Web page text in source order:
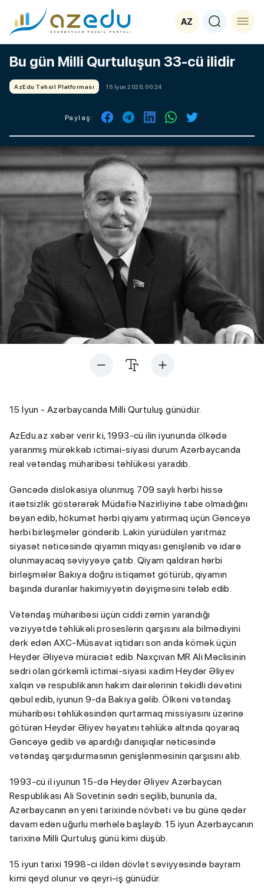
AZ
Bu gün Milli Qurtuluşun 33-cü ilidir
AzEdu Təhsil Platforması 15 İyun 2026, 00:24
Paylaş:
15 İyun - Azərbaycanda Milli Qurtuluş günüdür.
AzEdu.az xəbər verir ki, 1993-cü ilin iyununda ölkədə
yaranmış mürəkkəb ictimai-siyasi durum Azərbaycanda
real vətəndaş müharibəsi təhlükəsi yaradıb.
Gəncədə dislokasiya olunmuş 709 saylı hərbi hissə
itaətsizlik göstərərək Müdafiə Nazirliyinə tabe olmadığını
bəyan edib, hökumət hərbi qiyamı yatırmaq üçün Gəncəyə
hərbi birləşmələr göndərib. Lakin yürüdülən yarıtmaz
siyasət nəticəsində qiyamın miqyası genişlənib və idarə
olunmayacaq səviyyəyə çatıb. Qiyam qaldıran hərbi
birləşmələr Bakıya doğru istiqamət götürüb, qiyamın
başında duranlar hakimiyyətin dəyişməsini tələb edib.
Vətəndaş müharibəsi üçün ciddi zəmin yarandığı
vəziyyətdə təhlükəli proseslərin qarşısını ala bilmədiyini
dərk edən AXC-Müsavat iqtidarı son anda kömək üçün
Heydər Əliyevə müraciət edib. Naxçıvan MR Ali Məclisinin
sədri olan görkəmli ictimai-siyasi xadim Heydər Əliyev
xalqın və respublikanın hakim dairələrinin təkidli dəvətini
qəbul edib, iyunun 9-da Bakıya gəlib. Ölkəni vətəndaş
müharibəsi təhlükəsindən qurtarmaq missiyasını üzərinə
götürən Heydər Əliyev həyatını təhlükə altında qoyaraq
Gəncəyə gedib və apardığı danışıqlar nəticəsində
vətəndaş qarşıdurmasının genişlənməsinin qarşısını alıb.
1993-cü il iyunun 15-də Heydər Əliyev Azərbaycan
Respublikası Ali Sovetinin sədri seçilib, bununla da,
Azərbaycanın ən yeni tarixində növbəti və bu günə qədər
davam edən uğurlu mərhələ başlayıb. 15 iyun Azərbaycanın
tarixinə Milli Qurtuluş günü kimi düşüb.
15 iyun tarixi 1998-ci ildən dövlət səviyyəsində bayram
kimi qeyd olunur və qeyri-iş günüdür.